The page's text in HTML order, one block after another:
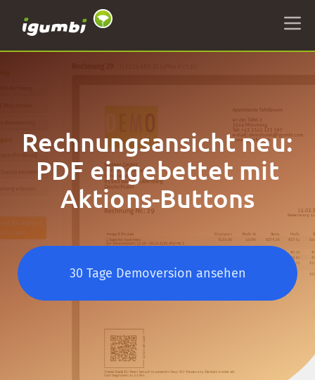
Rechnungsansicht neu:
PDF eingebettet mit
Aktions-Buttons
30 Tage Demoversion ansehen